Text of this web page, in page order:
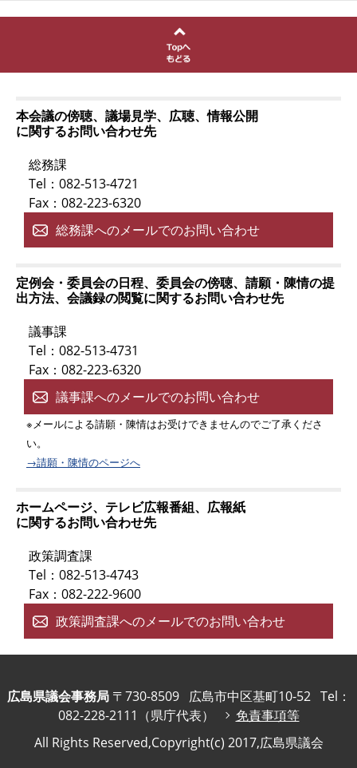
本会議の傍聴、議場見学、広聴、情報公開
に関するお問い合わせ先
総務課
Tel：082-513-4721
Fax：082-223-6320
総務課へのメールでのお問い合わせ
定例会・委員会の日程、委員会の傍聴、請願・陳情の提
出方法、会議録の閲覧に関するお問い合わせ先
議事課
Tel：082-513-4731
Fax：082-223-6320
議事課へのメールでのお問い合わせ
※メールによる請願・陳情はお受けできませんのでご了承くださ
い。
→請願・陳情のページへ
ホームページ、テレビ広報番組、広報紙
に関するお問い合わせ先
政策調査課
Tel：082-513-4743
Fax：082-222-9600
政策調査課へのメールでのお問い合わせ
広島県議会事務局 〒730-8509 広島市中区基町10-52 Tel：
082-228-2111（県庁代表）
免責事項等
All Rights Reserved,Copyright(c) 2017,広島県議会